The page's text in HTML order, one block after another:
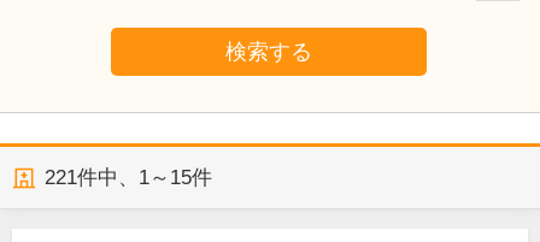
検索する
221件中、 1～15件